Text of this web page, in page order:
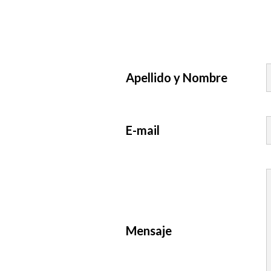
Apellido y Nombre
E-mail
Mensaje